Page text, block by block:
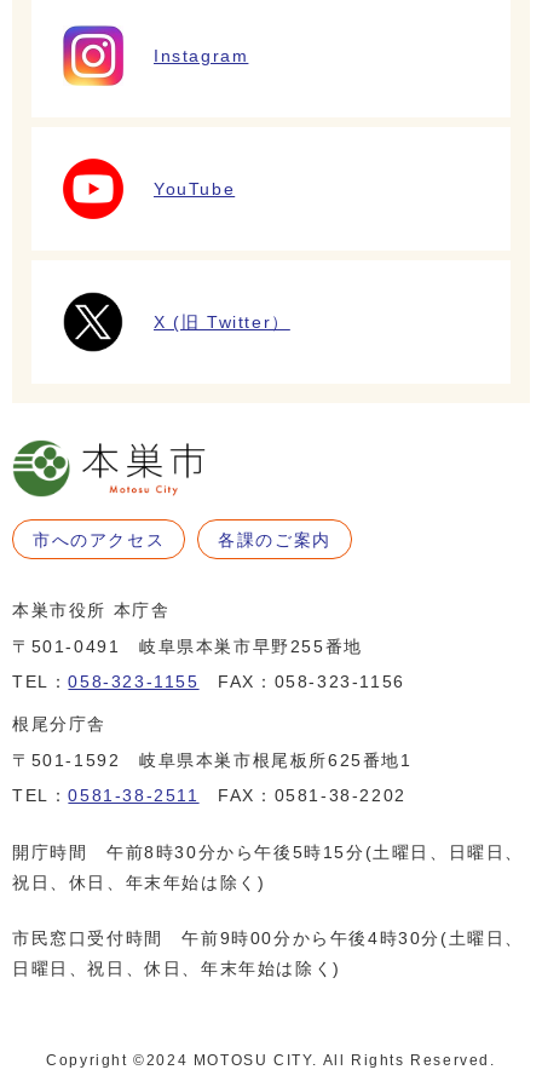
Instagram
YouTube
X (旧 Twitter）
市へのアクセス 各課のご案内
本巣市役所 本庁舎
〒501-0491 岐阜県本巣市早野255番地
TEL：058-323-1155 FAX：058-323-1156
根尾分庁舎
〒501-1592 岐阜県本巣市根尾板所625番地1
TEL：0581-38-2511 FAX：0581-38-2202
開庁時間 午前8時30分から午後5時15分(土曜日、日曜日、
祝日、休日、年末年始は除く)
市民窓口受付時間 午前9時00分から午後4時30分(土曜日、
日曜日、祝日、休日、年末年始は除く)
Copyright ©️2024 MOTOSU CITY. All Rights Reserved.